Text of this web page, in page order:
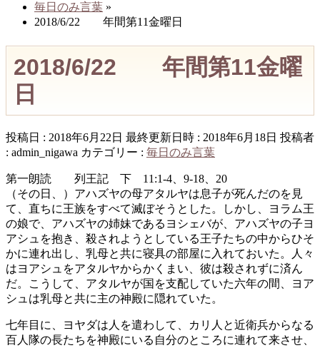
毎日のみ言葉 »
2018/6/22 年間第11金曜日
2018/6/22 年間第11金曜
日
投稿日 : 2018年6月22日 最終更新日時 : 2018年6月18日 投稿者
: admin_nigawa カテゴリー : 毎日のみ言葉
第一朗読 列王記 下 11:1-4、9-18、20
（その日、）アハズヤの母アタルヤは息子が死んだのを見
て、直ちに王族をすべて滅ぼそうとした。しかし、ヨラム王
の娘で、アハズヤの姉妹であるヨシェバが、アハズヤの子ヨ
アシュを抱き、殺されようとしている王子たちの中からひそ
かに連れ出し、乳母と共に寝具の部屋に入れておいた。人々
はヨアシュをアタルヤからかくまい、彼は殺されずに済ん
だ。こうして、アタルヤが国を支配していた六年の間、ヨア
シュは乳母と共に主の神殿に隠れていた。
七年目に、ヨヤダは人を遣わして、カリ人と近衛兵からなる
百人隊の長たちを神殿にいる自分のところに連れて来させ、